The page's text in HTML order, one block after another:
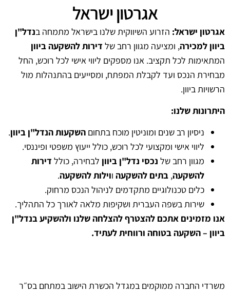
אגרטון ישראל
אגרטון ישראל: הזרוע השיווקית שלנו בישראל מתמחה בנדל"ן
ביוון למכירה, ומציעה מגוון רחב של דירות להשקעה ביוון
המתאימות לכל תקציב. אנו מספקים ליווי אישי לכל רוכש, החל
מבחירת הנכס ועד לקבלת המפתח, ומסייעים בהתנהלות מול
הרשויות ביוון.
היתרונות שלנו:
ניסיון רב שנים ומוניטין מוכח בתחום השקעות הנדל"ן ביוון.
ליווי אישי ומקצועי לכל רוכש, כולל ייעוץ משפטי ופיננסי.
מגוון רחב של נכסי נדל"ן ביוון לבחירה, כולל דירות
להשקעה, בתים להשקעה ווילות להשקעה.
כלים טכנולוגיים מתקדמים לניהול הנכס מרחוק.
שירות בשפה העברית ושקיפות מלאה לאורך כל התהליך.
אנו מזמינים אתכם להצטרף להצלחה שלנו ולהשקיע בנדל"ן
ביוון – השקעה בטוחה ורווחית לעתיד.
משרדי החברה ממוקמים במגדל הכשרת הישוב במתחם בס״ר